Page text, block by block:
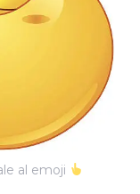
Round
Partes)
al emoji